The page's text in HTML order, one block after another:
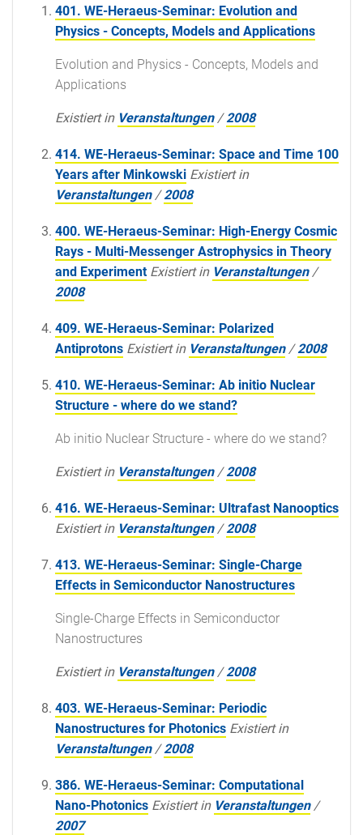
401. WE-Heraeus-Seminar: Evolution and
Physics - Concepts, Models and Applications
Evolution and Physics - Concepts, Models and
Applications
Existiert in Veranstaltungen /2008
414. WE-Heraeus-Seminar: Space and Time 100
Years after Minkowski Existiert in
Veranstaltungen /2008
400. WE-Heraeus-Seminar: High-Energy Cosmic
Rays - Multi-Messenger Astrophysics in Theory
and Experiment Existiert in Veranstaltungen /
2008
409. WE-Heraeus-Seminar: Polarized
Antiprotons Existiert in Veranstaltungen /2008
410. WE-Heraeus-Seminar: Ab initio Nuclear
Structure - where do we stand?
Ab initio Nuclear Structure - where do we stand?
Existiert in Veranstaltungen /2008
416. WE-Heraeus-Seminar: Ultrafast Nanooptics
Existiert in Veranstaltungen /2008
413. WE-Heraeus-Seminar: Single-Charge
Effects in Semiconductor Nanostructures
Single-Charge Effects in Semiconductor
Nanostructures
Existiert in Veranstaltungen /2008
403. WE-Heraeus-Seminar: Periodic
Nanostructures for Photonics Existiert in
Veranstaltungen /2008
386. WE-Heraeus-Seminar: Computational
Nano-Photonics Existiert in Veranstaltungen /
2007